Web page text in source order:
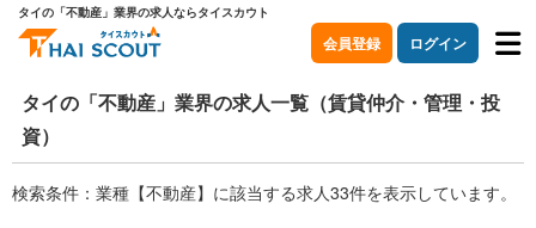
タイの「不動産」業界の求人ならタイスカウト
会員登録 ログイン
タイの「不動産」業界の求人一覧（賃貸仲介・管理・投
資）
検索条件：業種【不動産】に該当する求人33件を表示しています。